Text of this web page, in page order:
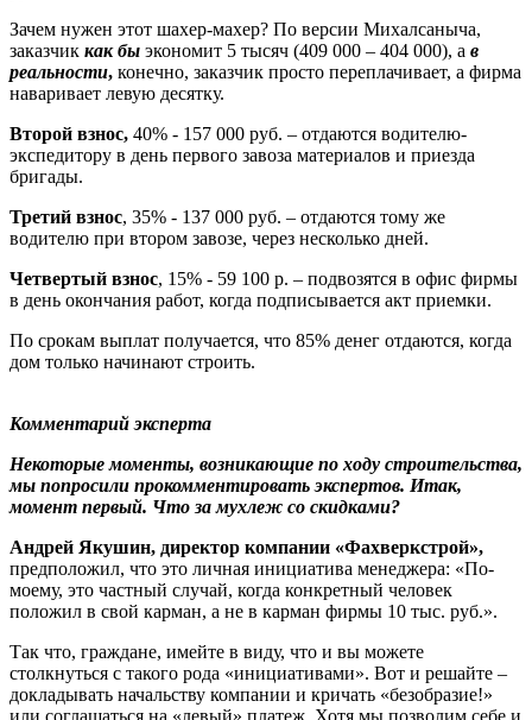
Зачем нужен этот шахер-махер? По версии Михалсаныча,
заказчик как бы экономит 5 тысяч (409 000 – 404 000), а в
реальности, конечно, заказчик просто переплачивает, а фирма
наваривает левую десятку.
Второй взнос, 40% - 157 000 руб. – отдаются водителю-
экспедитору в день первого завоза материалов и приезда
бригады.
Третий взнос, 35% - 137 000 руб. – отдаются тому же
водителю при втором завозе, через несколько дней.
Четвертый взнос, 15% - 59 100 р. – подвозятся в офис фирмы
в день окончания работ, когда подписывается акт приемки.
По срокам выплат получается, что 85% денег отдаются, когда
дом только начинают строить.
Комментарий эксперта
Некоторые моменты, возникающие по ходу строительства,
мы попросили прокомментировать экспертов. Итак,
момент первый. Что за мухлеж со скидками?
Андрей Якушин, директор компании «Фахверкстрой»,
предположил, что это личная инициатива менеджера: «По-
моему, это частный случай, когда конкретный человек
положил в свой карман, а не в карман фирмы 10 тыс. руб.».
Так что, граждане, имейте в виду, что и вы можете
столкнуться с такого рода «инициативами». Вот и решайте –
докладывать начальству компании и кричать «безобразие!»
или соглашаться на «левый» платеж. Хотя мы позволим себе и